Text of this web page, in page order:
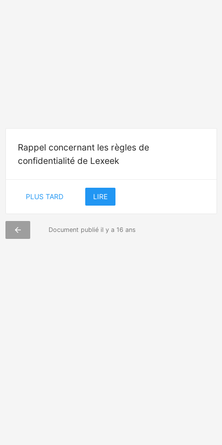
Rappel concernant les règles de
confidentialité de Lexeek
PLUS TARD LIRE
arrow_back Document publié il y a 16 ans